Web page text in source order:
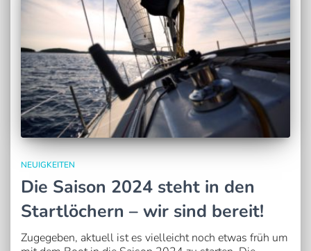
NEUIGKEITEN
Die Saison 2024 steht in den
Startlöchern – wir sind bereit!
Zugegeben, aktuell ist es vielleicht noch etwas früh um